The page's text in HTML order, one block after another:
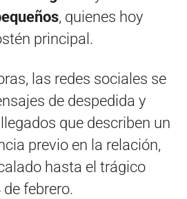
, quienes hoy
principal.
las redes sociales se
de despedida y
que describen un
previo en la relación,
hasta el trágico
febrero.